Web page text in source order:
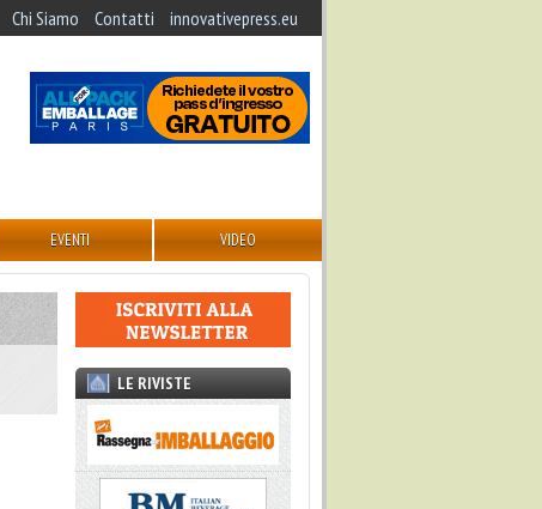
Chi Siamo Contatti innovativepress.eu
EVENTI VIDEO
LE RIVISTE